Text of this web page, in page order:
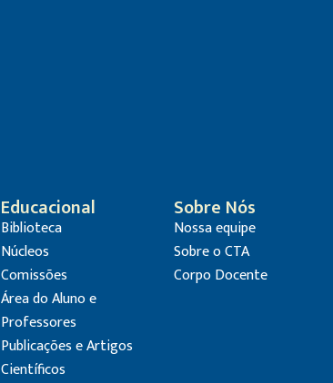
Educacional
Biblioteca
Núcleos
Comissões
Área do Aluno e
Professores
Publicações e Artigos
Científicos
Sobre Nós
Nossa equipe
Sobre o CTA
Corpo Docente